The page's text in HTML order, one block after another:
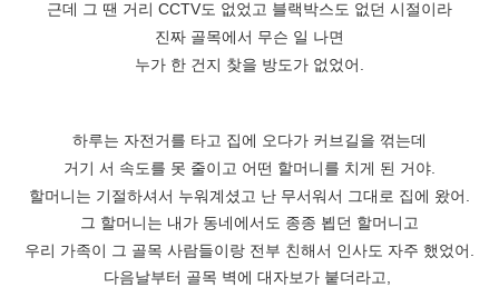
근데 그 땐 거리 CCTV도 없었고 블랙박스도 없던 시절이라
진짜 골목에서 무슨 일 나면
누가 한 건지 찾을 방도가 없었어.
하루는 자전거를 타고 집에 오다가 커브길을 꺾는데
거기 서 속도를 못 줄이고 어떤 할머니를 치게 된 거야.
할머니는 기절하셔서 누워계셨고 난 무서워서 그대로 집에 왔어.
그 할머니는 내가 동네에서도 종종 뵙던 할머니고
우리 가족이 그 골목 사람들이랑 전부 친해서 인사도 자주 했었어.
다음날부터 골목 벽에 대자보가 붙더라고,